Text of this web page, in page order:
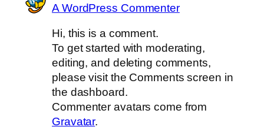
A WordPress Commenter
Hi, this is a comment.
To get started with moderating,
editing, and deleting comments,
please visit the Comments screen in
the dashboard.
Commenter avatars come from
Gravatar.